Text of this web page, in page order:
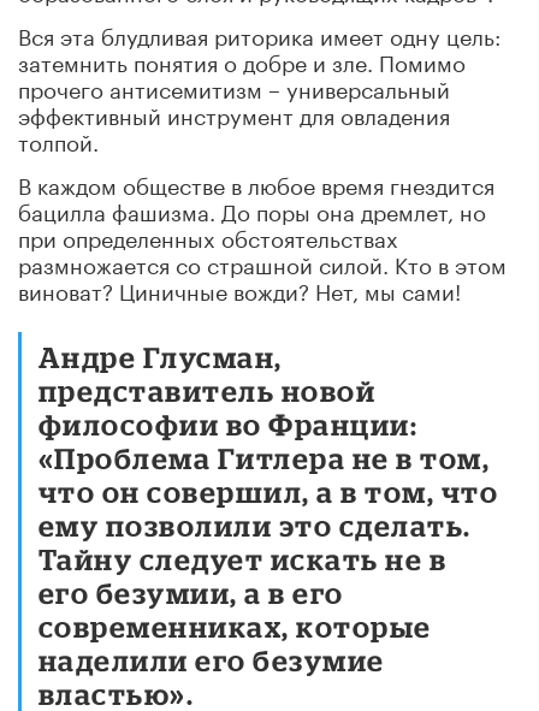
Вся эта блудливая риторика имеет одну цель:
затемнить понятия о добре и зле. Помимо
прочего антисемитизм – универсальный
эффективный инструмент для овладения
толпой.
В каждом обществе в любое время гнездится
бацилла фашизма. До поры она дремлет, но
при определенных обстоятельствах
размножается со страшной силой. Кто в этом
виноват? Циничные вожди? Нет, мы сами!
Андре Глусман,
представитель новой
философии во Франции:
«Проблема Гитлера не в том,
что он совершил, а в том, что
ему позволили это сделать.
Тайну следует искать не в
его безумии, а в его
современниках, которые
наделили его безумие
властью».